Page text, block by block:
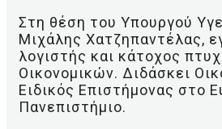
Στη θέση του Υπουργού
Μιχάλης Χατζηπαντέλας,
λογιστής και κάτοχος
Οικονομικών. Διδάσκει
Ειδικός Επιστήμονας στο
Πανεπιστήμιο.